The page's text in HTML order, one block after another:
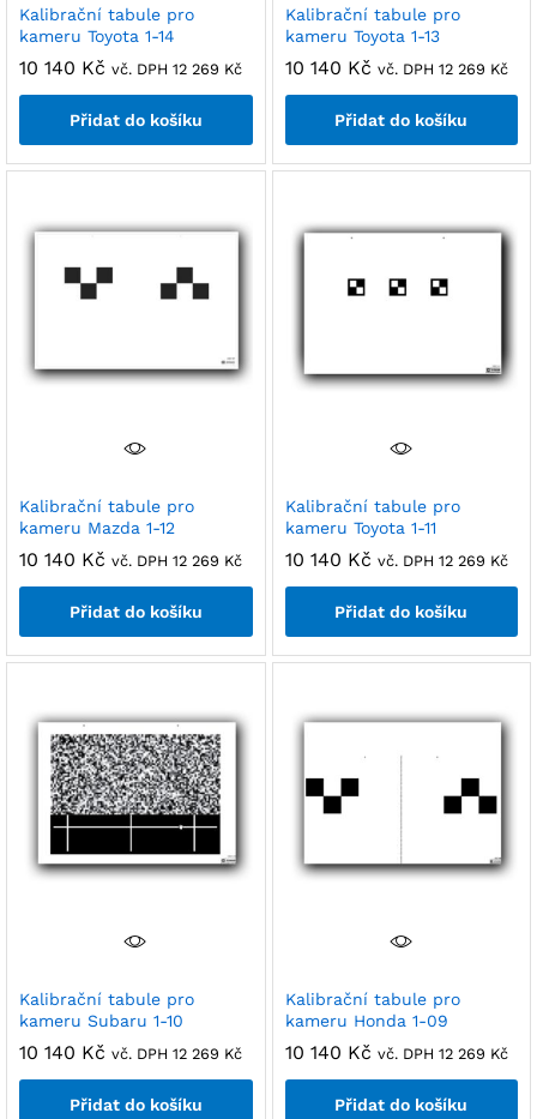
Kalibrační tabule pro
kameru Toyota 1-14
10 140 Kč vč. DPH 12 269 Kč
Přidat do košíku
Kalibrační tabule pro
kameru Toyota 1-13
10 140 Kč vč. DPH 12 269 Kč
Přidat do košíku
Kalibrační tabule pro
kameru Mazda 1-12
10 140 Kč vč. DPH 12 269 Kč
Přidat do košíku
Kalibrační tabule pro
kameru Toyota 1-11
10 140 Kč vč. DPH 12 269 Kč
Přidat do košíku
Kalibrační tabule pro
kameru Subaru 1-10
10 140 Kč vč. DPH 12 269 Kč
Přidat do košíku
Kalibrační tabule pro
kameru Honda 1-09
10 140 Kč vč. DPH 12 269 Kč
Přidat do košíku